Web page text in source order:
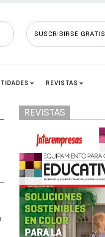
SUSCRIBIRSE GRATIS
REVISTAS
REVISTAS